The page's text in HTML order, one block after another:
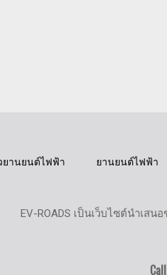
ยานยนต์ไฟฟ้า ยานยนต์ไฟฟ้า
EV-ROADS เป็นเว็บไซต์นำเส